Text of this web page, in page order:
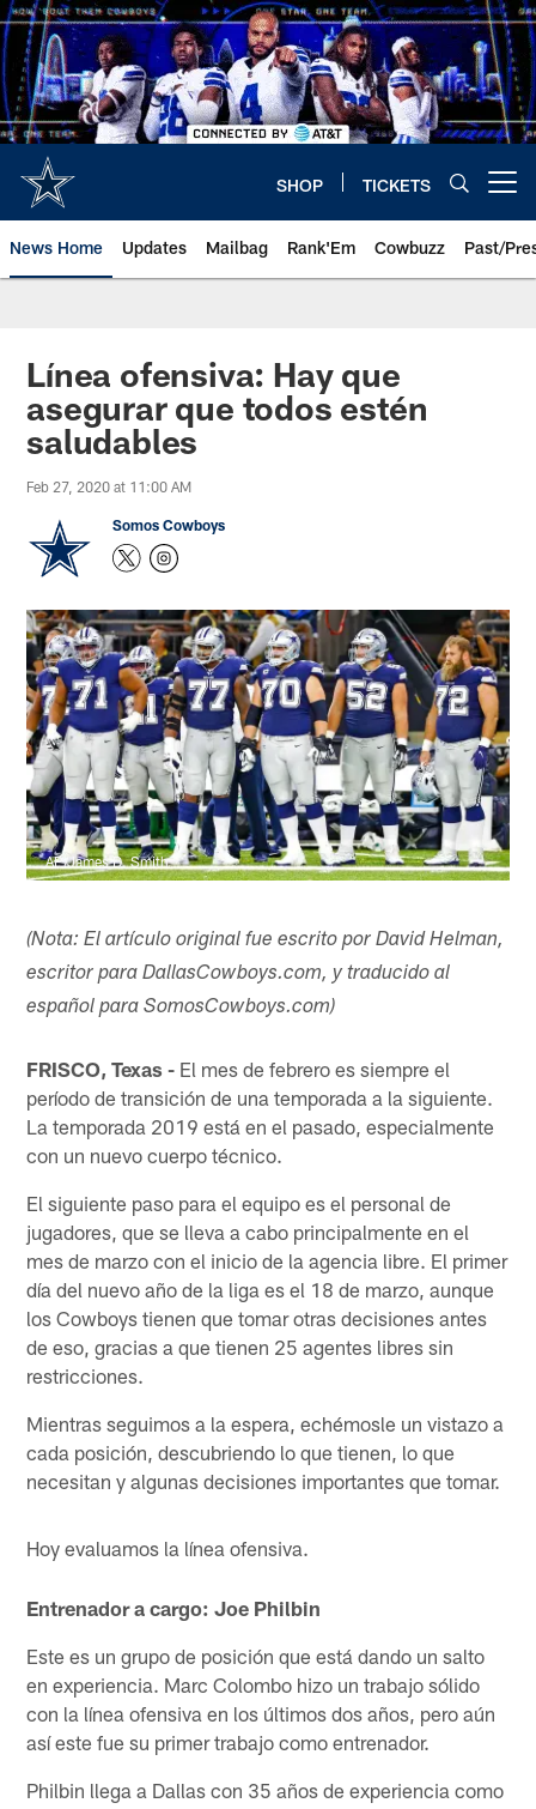
Skip
to
main
content
SHOP TICKETS
News Home Updates Mailbag Rank'Em Cowbuzz Past/
Línea ofensiva: Hay que
asegurar que todos estén
saludables
Feb 27, 2020 at 11:00 AM
Somos Cowboys
AP/James D. Smith
(Nota: El artículo original fue escrito por David Helman,
escritor para DallasCowboys.com, y traducido al
español para SomosCowboys.com)
FRISCO, Texas - El mes de febrero es siempre el
período de transición de una temporada a la siguiente.
La temporada 2019 está en el pasado, especialmente
con un nuevo cuerpo técnico.
El siguiente paso para el equipo es el personal de
jugadores, que se lleva a cabo principalmente en el
mes de marzo con el inicio de la agencia libre. El primer
día del nuevo año de la liga es el 18 de marzo, aunque
los Cowboys tienen que tomar otras decisiones antes
de eso, gracias a que tienen 25 agentes libres sin
restricciones.
Mientras seguimos a la espera, echémosle un vistazo a
cada posición, descubriendo lo que tienen, lo que
necesitan y algunas decisiones importantes que tomar.
Hoy evaluamos la línea ofensiva.
Entrenador a cargo: Joe Philbin
Este es un grupo de posición que está dando un salto
en experiencia. Marc Colombo hizo un trabajo sólido
con la línea ofensiva en los últimos dos años, pero aún
así este fue su primer trabajo como entrenador.
Philbin llega a Dallas con 35 años de experiencia como